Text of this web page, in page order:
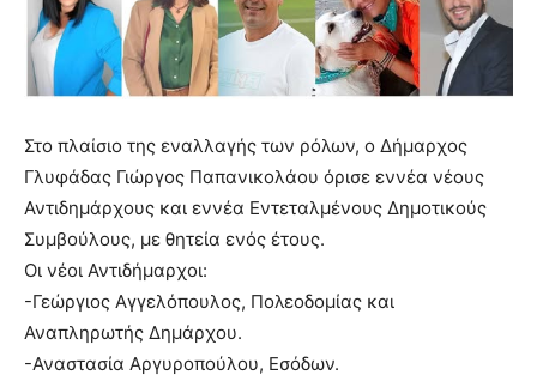
Στο πλαίσιο της εναλλαγής των ρόλων, ο Δήμαρχος
Γλυφάδας Γιώργος Παπανικολάου όρισε εννέα νέους
Αντιδημάρχους και εννέα Εντεταλμένους Δημοτικούς
Συμβούλους, με θητεία ενός έτους.
Οι νέοι Αντιδήμαρχοι:
-Γεώργιος Αγγελόπουλος, Πολεοδομίας και
Αναπληρωτής Δημάρχου.
-Αναστασία Αργυροπούλου, Εσόδων.